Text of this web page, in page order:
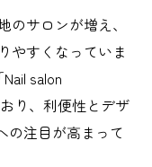
サロンが増え、
やすくなっていま
salon
り、利便性とデザ
の注目が高まって